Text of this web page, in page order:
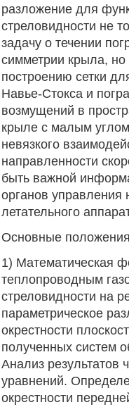
разложение для
стреловидности не
задачу о течении
симметрии крыла,
построению сетки
Навье-Стокса и
возмущений в
крыле с малым
невязкого
направленности
быть важной
органов управления
летательного
Основные
1) Математическая
теплопроводным
стреловидности на
параметрическое
окрестности
полученных систем
Анализ результатов
уравнений.
окрестности